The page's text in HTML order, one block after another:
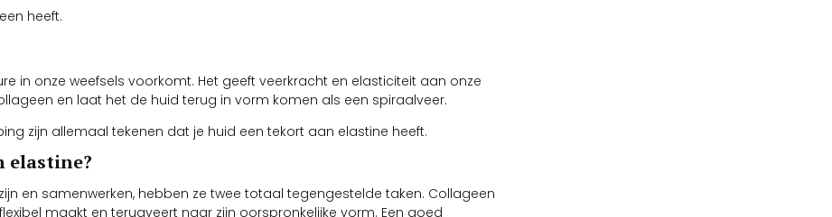
heeft.
in onze weefsels voorkomt. Het geeft veerkracht en elasticiteit aan onze
en laat het de huid terug in vorm komen als een spiraalveer.
zijn allemaal tekenen dat je huid een tekort aan elastine heeft.
elastine?
en samenwerken, hebben ze twee totaal tegengestelde taken. Collageen
maakt en terugveert naar zijn oorspronkelijke vorm. Een goed